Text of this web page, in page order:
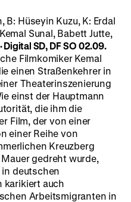
B: Hüseyin Kuzu, K: Erdal
Sunal, Babett Jutte,
·Digital SD, DF SO 02.09.
Filmkomiker Kemal
einen Straßenkehrer in
Theaterinszenierung
einst der Hauptmann
die ihm die
Film, der von einer
einer Reihe von
Kreuzberg
gedreht wurde,
deutschen
karikiert auch
Arbeitsmigranten in